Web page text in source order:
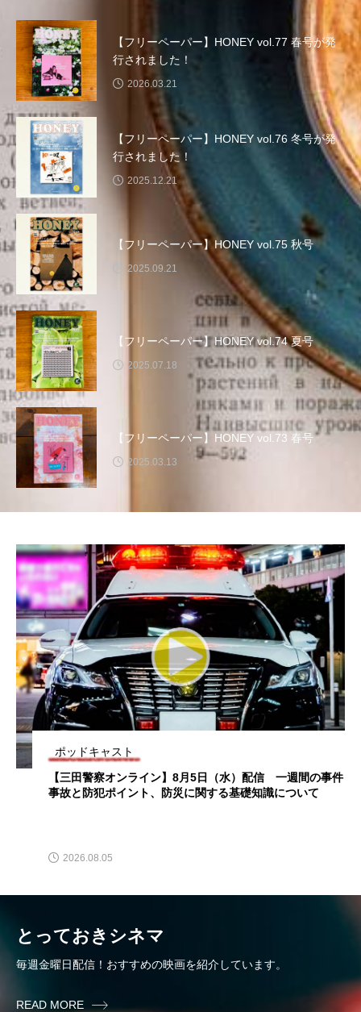
三田ジュニアバンド
三田ビール検定 三田国際ジュニア合唱祭
三田小学校 三田少年少女合唱団 三田市
三田市まちづくり協働センター
三田市まちのブランド観光課
三田市ママ音楽隊サンダワマミー
三田市消防団 三田市私立幼稚園連合会
三田市総合文化センター
三田松聖高等学校コーラス部 三田混声合唱団
三田男声合唱団 三田祥雲館高校
三田西陵高校 三田警察オンライン
三田音楽家連盟 三翠会の想い出ラジオ
三輪小学校
中坪かなえの いち、に、散歩!! 中学校
中島みゆき 中谷千代子
中野慶理ピアノリサイタル 丹波篠山市
事実無根 五味ヒロミ 交通安全教室
京都国際博物館 京都市
京都市京セラ美術館
今日の空が一番好き、とまだ言えない僕は 今田町
伝統芸 住友財団文化財維持・修復事業
体育大会 保健体育委員長
【フリーペーパー】HONEY vol.77 春号が発
行されました！
2026.03.21
【フリーペーパー】HONEY vol.76 冬号が発
行されました！
2025.12.21
【フリーペーパー】HONEY vol.75 秋号
2025.09.21
【フリーペーパー】HONEY vol.74 夏号
2025.07.18
【フリーペーパー】HONEY vol.73 春号
2025.03.13
幼稚園だより
【幼稚園だより】8月5日（水）やよい幼稚園：先生に1学
期や夏の過ごし方をお聞きしました♪
2026.08.05
とっておきシネマ
毎週金曜日配信！おすすめの映画を紹介しています。
READ MORE